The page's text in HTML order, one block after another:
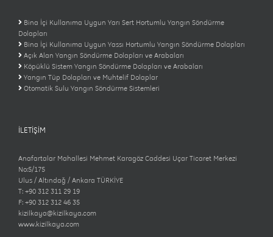
Bina İçi Kullanıma Uygun Yarı Sert Hortumlu Yangın Söndürme
Dolapları
Bina İçi Kullanıma Uygun Yassı Hortumlu Yangın Söndürme Dolapları
Açık Alan Yangın Söndürme Dolapları ve Arabaları
Köpüklü Sistem Yangın Söndürme Dolapları ve Arabaları
Yangın Tüp Dolapları ve Muhtelif Dolaplar
Otomatik Sulu Yangın Söndürme Sistemleri
İLETİŞİM
Anafartalar Mahallesi Mehmet Karagöz Caddesi Uçar Ticaret Merkezi
No:5/175
Ulus / Altındağ / Ankara TÜRKİYE
T: +90 312 311 29 19
F: +90 312 312 46 35
kizilkaya@kizilkaya.com
www.kizilkaya.com